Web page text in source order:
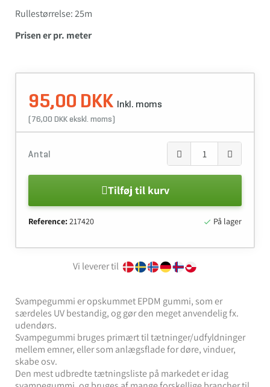
Rullestørrelse: 25m
Prisen er pr. meter
95,00 DKK Inkl. moms
(76,00 DKK ekskl. moms)
Antal
Tilføj til kurv
Reference:217420  På lager
Vi leverer til
Svampegummi er opskummet EPDM gummi, som er
særdeles UV bestandig, og gør den meget anvendelig fx.
udendørs.
Svampegummi bruges primært til tætninger/udfyldninger
mellem emner, eller som anlægsflade for døre, vinduer,
skabe osv.
Den mest udbredte tætningsliste på markedet er idag